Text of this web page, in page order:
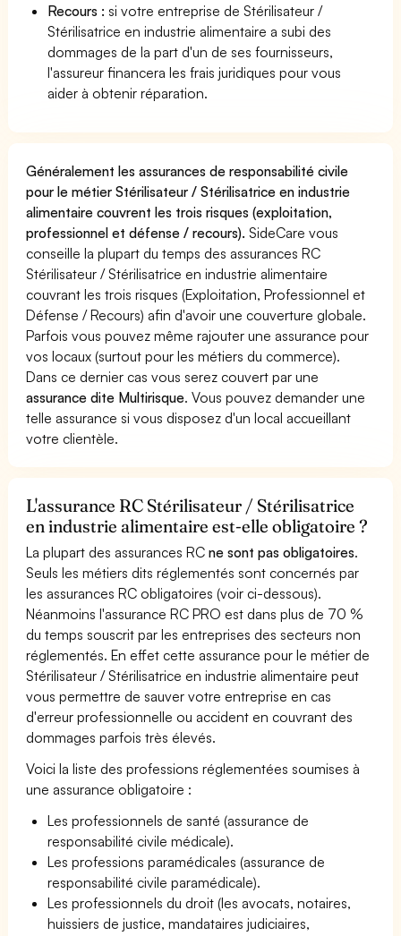
Recours : si votre entreprise de Stérilisateur /
Stérilisatrice en industrie alimentaire a subi des
dommages de la part d'un de ses fournisseurs,
l'assureur financera les frais juridiques pour vous
aider à obtenir réparation.
Généralement les assurances de responsabilité civile
pour le métier Stérilisateur / Stérilisatrice en industrie
alimentaire couvrent les trois risques (exploitation,
professionnel et défense / recours). SideCare vous
conseille la plupart du temps des assurances RC
Stérilisateur / Stérilisatrice en industrie alimentaire
couvrant les trois risques (Exploitation, Professionnel et
Défense / Recours) afin d'avoir une couverture globale.
Parfois vous pouvez même rajouter une assurance pour
vos locaux (surtout pour les métiers du commerce).
Dans ce dernier cas vous serez couvert par une
assurance dite Multirisque. Vous pouvez demander une
telle assurance si vous disposez d'un local accueillant
votre clientèle.
L'assurance RC Stérilisateur / Stérilisatrice
en industrie alimentaire est-elle obligatoire ?
La plupart des assurances RCne sont pas obligatoires.
Seuls les métiers dits réglementés sont concernés par
les assurances RC obligatoires (voir ci-dessous).
Néanmoins l'assurance RC PRO est dans plus de 70 %
du temps souscrit par les entreprises des secteurs non
réglementés. En effet cette assurance pour le métier de
Stérilisateur / Stérilisatrice en industrie alimentaire peut
vous permettre de sauver votre entreprise en cas
d'erreur professionnelle ou accident en couvrant des
dommages parfois très élevés.
Voici la liste des professions réglementées soumises à
une assurance obligatoire :
Les professionnels de santé (assurance de
responsabilité civile médicale).
Les professions paramédicales (assurance de
responsabilité civile paramédicale).
Les professionnels du droit (les avocats, notaires,
huissiers de justice, mandataires judiciaires,